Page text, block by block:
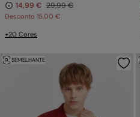
14,99 € 29,99 €
Desconto 15,00 €
+20 Cores
SEMELHANTE